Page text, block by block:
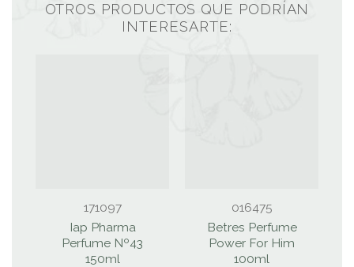
OTROS PRODUCTOS QUE PODRÍAN
INTERESARTE:
171097
Iap Pharma
Perfume Nº43
150ml
016475
Betres Perfume
Power For Him
100ml